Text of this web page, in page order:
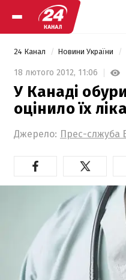
24 Канал Новини України
18 лютого 2012, 11:06
У Канаді
оцінило їх
Джерело: Прес-слжуба